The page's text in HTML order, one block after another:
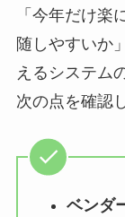
「今年だけ楽
随しやすいか
えるシステム
次の点を確認
ベンダ